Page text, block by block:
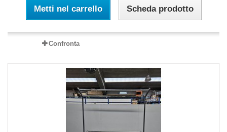
Metti nel carrello Scheda prodotto
Confronta